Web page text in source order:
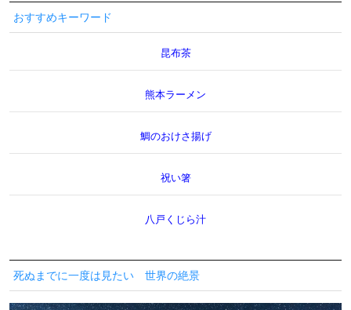
おすすめキーワード
昆布茶
熊本ラーメン
鯛のおけさ揚げ
祝い箸
八戸くじら汁
死ぬまでに一度は見たい 世界の絶景